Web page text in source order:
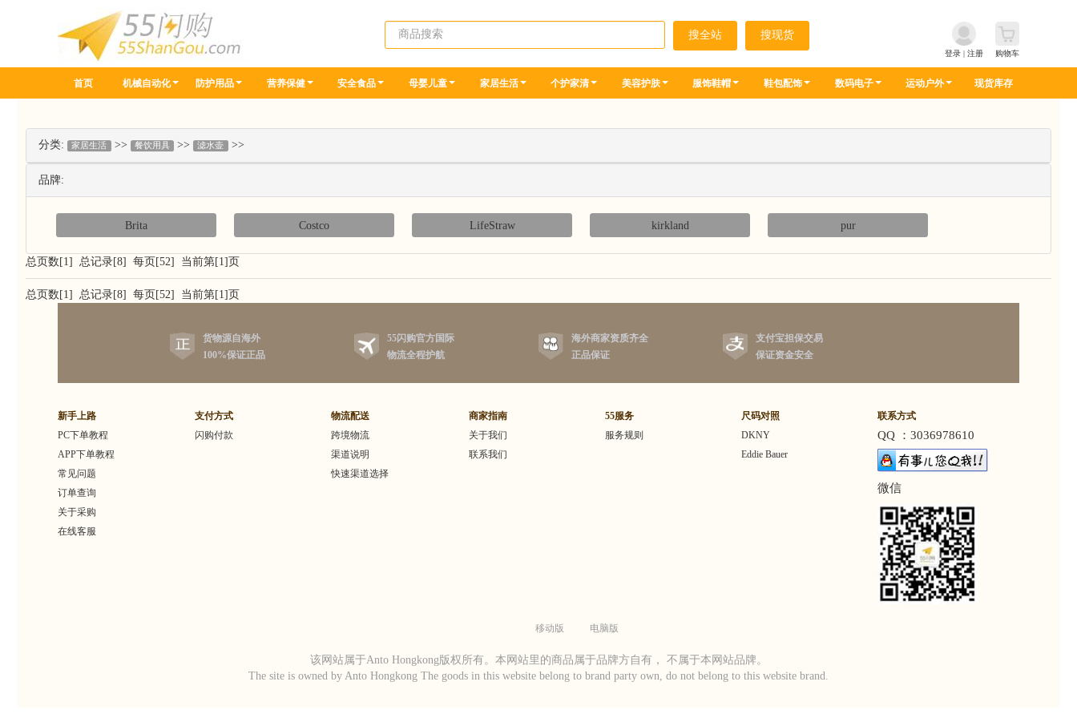
登录 | 注册 购物车
首页 机械自动化 防护用品 营养保健 安全食品 母婴儿童 家居生活 个护家清 美容护肤 服饰鞋帽 鞋包配饰 数码电子 运动户外 现货库存
分类: 家居生活 >> 餐饮用具 >> 滤水壶 >>
品牌:
Brita Costco LifeStraw kirkland pur
总页数[1] 总记录[8] 每页[52] 当前第[1]页
总页数[1] 总记录[8] 每页[52] 当前第[1]页
货物源自海外
100%保证正品
55闪购官方国际
物流全程护航
海外商家资质齐全
正品保证
支付宝担保交易
保证资金安全
新手上路
PC下单教程
APP下单教程
常见问题
订单查询
关于采购
在线客服
支付方式
闪购付款
物流配送
跨境物流
渠道说明
快速渠道选择
商家指南
关于我们
联系我们
55服务
服务规则
尺码对照
DKNY
Eddie Bauer
联系方式
QQ ：3036978610
微信
移动版 电脑版
该网站属于Anto Hongkong版权所有。本网站里的商品属于品牌方自有， 不属于本网站品牌。
The site is owned by Anto Hongkong The goods in this website belong to brand party own, do not belong to this website brand.